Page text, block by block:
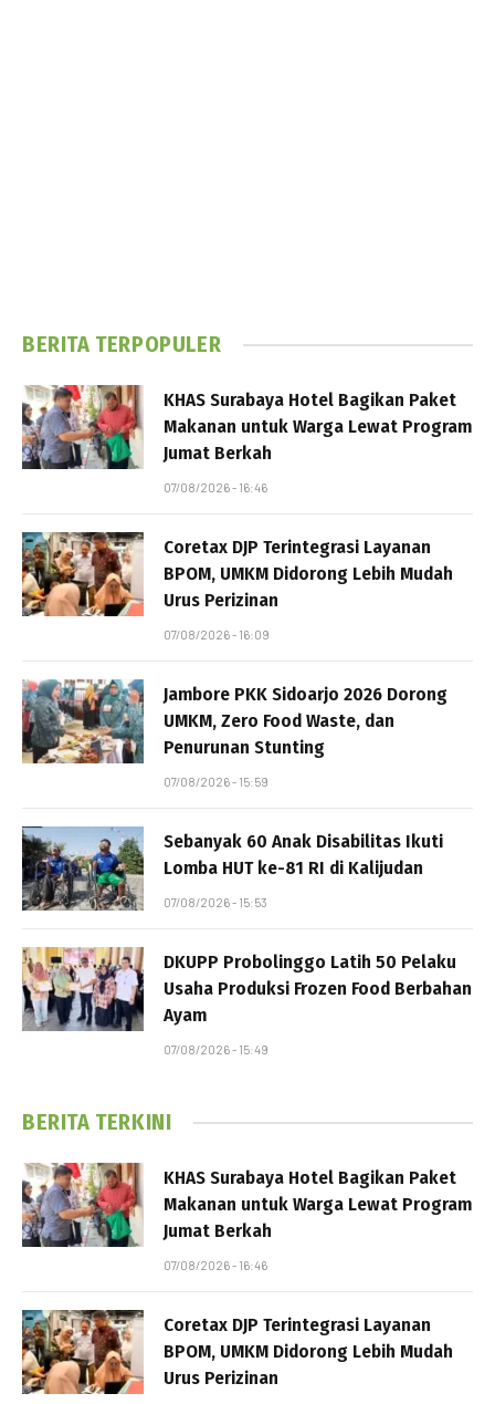
BERITA TERPOPULER
KHAS Surabaya Hotel Bagikan Paket
Makanan untuk Warga Lewat Program
Jumat Berkah
07/08/2026 - 16:46
Coretax DJP Terintegrasi Layanan
BPOM, UMKM Didorong Lebih Mudah
Urus Perizinan
07/08/2026 - 16:09
Jambore PKK Sidoarjo 2026 Dorong
UMKM, Zero Food Waste, dan
Penurunan Stunting
07/08/2026 - 15:59
Sebanyak 60 Anak Disabilitas Ikuti
Lomba HUT ke-81 RI di Kalijudan
07/08/2026 - 15:53
DKUPP Probolinggo Latih 50 Pelaku
Usaha Produksi Frozen Food Berbahan
Ayam
07/08/2026 - 15:49
BERITA TERKINI
KHAS Surabaya Hotel Bagikan Paket
Makanan untuk Warga Lewat Program
Jumat Berkah
07/08/2026 - 16:46
Coretax DJP Terintegrasi Layanan
BPOM, UMKM Didorong Lebih Mudah
Urus Perizinan